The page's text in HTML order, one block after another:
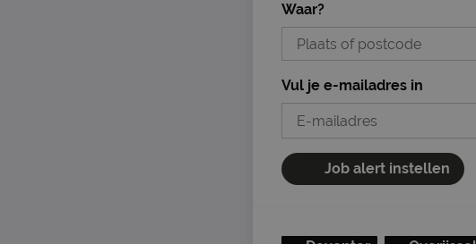
Waar?
Vul je e-mailadres in
Job alert instellen